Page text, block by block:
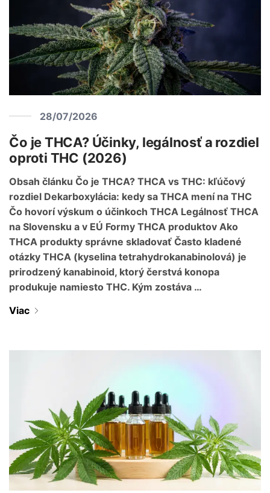
28/07/2026
Čo je THCA? Účinky, legálnosť a rozdiel
oproti THC (2026)
Obsah článku Čo je THCA? THCA vs THC: kľúčový
rozdiel Dekarboxylácia: kedy sa THCA mení na THC
Čo hovorí výskum o účinkoch THCA Legálnosť THCA
na Slovensku a v EÚ Formy THCA produktov Ako
THCA produkty správne skladovať Často kladené
otázky THCA (kyselina tetrahydrokanabinolová) je
prirodzený kanabinoid, ktorý čerstvá konopa
produkuje namiesto THC. Kým zostáva …
Viac